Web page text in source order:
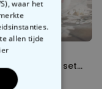
met tekst set
waar het
allen tijde